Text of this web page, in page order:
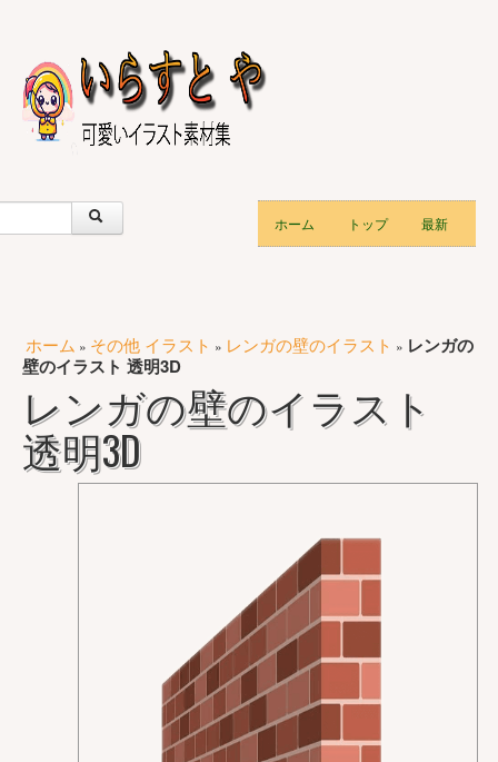
ホーム トップ 最新
ホーム » その他 イラスト » レンガの壁のイラスト » レンガの
壁のイラスト 透明3D
レンガの壁のイラスト
透明3D